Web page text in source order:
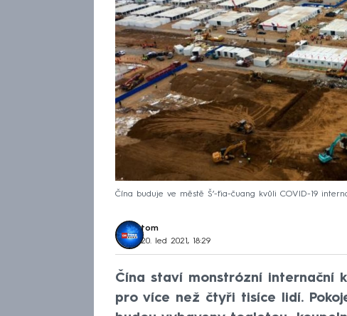
Čína buduje ve městě Š’-ťia-čuang kvůli COVID-19
tom
20. led 2021, 18:29
Čína staví monstrózní internační
pro více než čtyři tisíce lidí.